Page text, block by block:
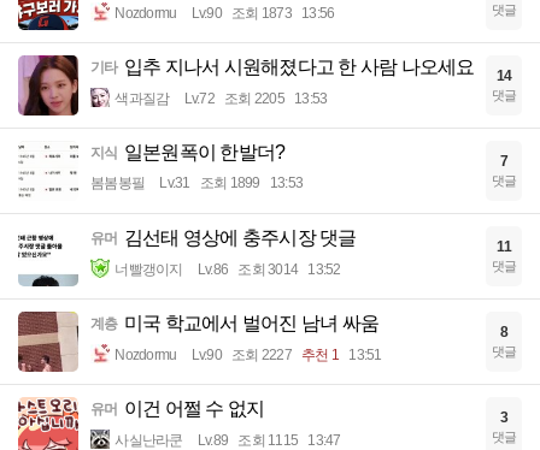
Nozdormu Lv.90 조회 1873 13:56 댓글
기타 입추 지나서 시원해졌다고 한 사람 나오세요
색과질감 Lv.72 조회 2205 13:53
14
댓글
지식 일본원폭이 한발더?
봄봄봉필 Lv.31 조회 1899 13:53
7
댓글
유머 김선태 영상에 충주시장 댓글
너빨갱이지 Lv.86 조회 3014 13:52
11
댓글
계층 미국 학교에서 벌어진 남녀 싸움
Nozdormu Lv.90 조회 2227 추천 1 13:51
8
댓글
유머 이건 어쩔 수 없지
사실난라쿤 Lv.89 조회 1115 13:47
3
댓글